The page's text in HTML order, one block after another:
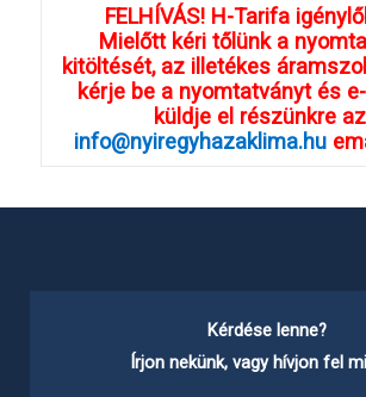
FELHÍVÁS! H-Tarifa
Mielőtt kéri tőlünk a
kitöltését, az illetékes
kérje be a nyomtatványt és
küldje el részünkre az
info@nyiregyhazaklima.hu
Kérdése lenne?
Írjon nekünk, vagy hívjon fel